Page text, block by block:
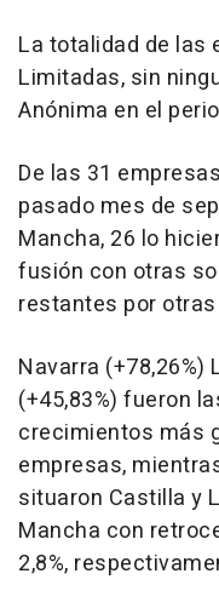
La totalidad de las
Limitadas, sin
Anónima en el
De las 31
pasado mes de
Mancha, 26 lo
fusión con otras
restantes por
Navarra (+78,26%)
(+45,83%) fueron
crecimientos más
empresas,
situaron Castilla y
Mancha con
2,8%,